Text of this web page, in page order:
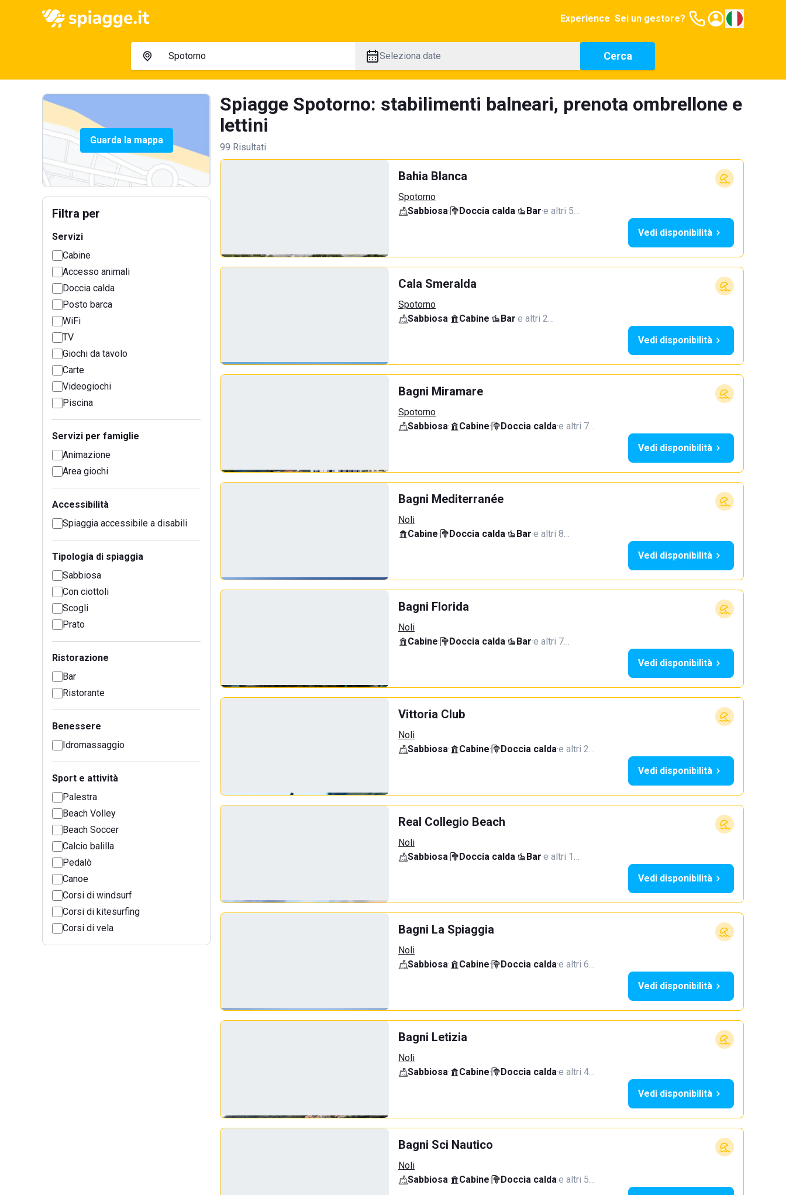
Experience Sei un gestore?
Seleziona date Cerca
Guarda la mappa
Filtra per
Servizi
Cabine
Accesso animali
Doccia calda
Posto barca
WiFi
TV
Giochi da tavolo
Carte
Videogiochi
Piscina
Servizi per famiglie
Animazione
Area giochi
Accessibilità
Spiaggia accessibile a disabili
Tipologia di spiaggia
Sabbiosa
Con ciottoli
Scogli
Prato
Ristorazione
Bar
Ristorante
Benessere
Idromassaggio
Sport e attività
Palestra
Beach Volley
Beach Soccer
Calcio balilla
Pedalò
Canoe
Corsi di windsurf
Corsi di kitesurfing
Corsi di vela
Spiagge Spotorno: stabilimenti balneari, prenota ombrellone e
lettini
99 Risultati
Bahia Blanca
Spotorno
Sabbiosa· Doccia calda· Bar·e altri 5…
Vedi disponibilità
Cala Smeralda
Spotorno
Sabbiosa· Cabine· Bar·e altri 2…
Vedi disponibilità
Bagni Miramare
Spotorno
Sabbiosa· Cabine· Doccia calda·e altri 7…
Vedi disponibilità
Bagni Mediterranée
Noli
Cabine· Doccia calda· Bar·e altri 8…
Vedi disponibilità
Bagni Florida
Noli
Cabine· Doccia calda· Bar·e altri 7…
Vedi disponibilità
Vittoria Club
Noli
Sabbiosa· Cabine· Doccia calda·e altri 2…
Vedi disponibilità
Real Collegio Beach
Noli
Sabbiosa· Doccia calda· Bar·e altri 1…
Vedi disponibilità
Bagni La Spiaggia
Noli
Sabbiosa· Cabine· Doccia calda·e altri 6…
Vedi disponibilità
Bagni Letizia
Noli
Sabbiosa· Cabine· Doccia calda·e altri 4…
Vedi disponibilità
Bagni Sci Nautico
Noli
Sabbiosa· Cabine· Doccia calda·e altri 5…